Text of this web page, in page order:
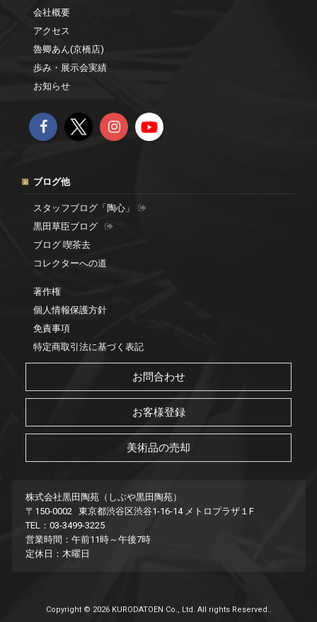
会社概要
アクセス
魯卿あん(京橋店)
歩み・展示会実績
お知らせ
ブログ他
スタッフブログ「陶心」
黒田草臣ブログ
ブログ 喫茶去
コレクターへの道
著作権
個人情報保護方針
免責事項
特定商取引法に基づく表記
お問合わせ
お客様登録
美術品の売却
株式会社黒田陶苑（しぶや黒田陶苑）
〒150-0002 東京都渋谷区渋谷1-16-14 メトロプラザ１F
TEL：03-3499-3225
営業時間：午前11時～午後7時
定休日：木曜日
Copyright © 2026 KURODATOEN Co., Ltd. All rights Reserved..